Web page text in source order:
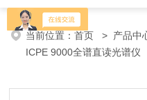
室产品。
当前位置：首页 > 产品中
ICPE 9000全谱直读光谱仪